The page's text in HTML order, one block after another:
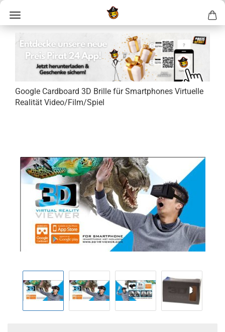
Goog­le Card­board 3D Bril­le für Smart­pho­nes Vir­tu­el­le
Rea­li­tät Video/Film/Spiel